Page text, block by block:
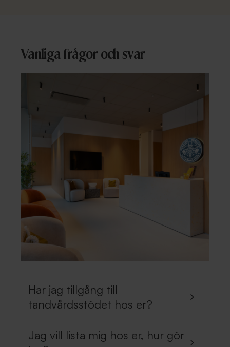
Vanliga frågor och svar
Har jag tillgång till
tandvårdsstödet hos er?
Jag vill lista mig hos er, hur gör